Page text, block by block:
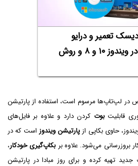
تعمیر و درایو
ریکاوری USB در ویندوز ۱۰ و ۸ و روش
لپ‌تاپ‌ها مرسوم است، استفاده از پارتیشن
قابلیتبوت کردن دارد و علاوه بر فایل‌های
حاوی بکاپی از پارتیشن ویندوز است که در
می‌شود. علاوه بر بکاپ‌گیری خودکار،
تهیه کرده و برای روز مبادا در پارتیشن